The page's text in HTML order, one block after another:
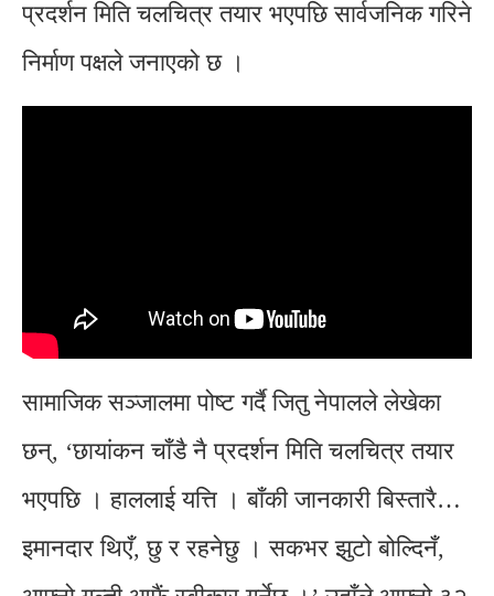
प्रदर्शन मिति चलचित्र तयार भएपछि सार्वजनिक गरिने
निर्माण पक्षले जनाएको छ ।
सामाजिक सञ्जालमा पोष्ट गर्दै जितु नेपालले लेखेका
छन्, ‘छायांकन चाँडै नै प्रदर्शन मिति चलचित्र तयार
भएपछि । हाललाई यत्ति । बाँकी जानकारी बिस्तारै…
इमानदार थिएँ, छु र रहनेछु । सकभर झुटो बोल्दिनँ,